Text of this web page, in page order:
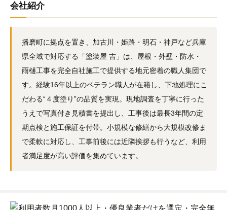
会社紹介
播磨町に拠点を置き、加古川・姫路・明石・神戸など兵庫
県全域で対応する「塗装屋 吉」は、屋根・外壁・防水・
雨樋工事を完全自社施工で提供する地元密着の職人集団で
す。経験16年以上のベテラン職人が在籍し、下地処理にこ
だわる“４度塗り”の品質を実現。現地調査を丁寧に行った
うえで写真付き見積書を提出し、工事後は最長3年間の定
期点検と施工保証を付帯。小規模な修繕から大規模改修ま
で柔軟に対応し、工事前後には近隣挨拶も行うなど、利用
者満足度が高い評価を集めています。